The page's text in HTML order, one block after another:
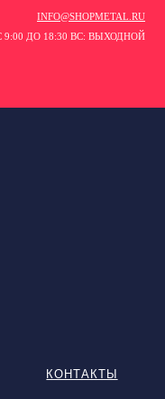
INFO@SHOPMETAL.RU
9:00 ДО 18:30 ВС: ВЫХОДНОЙ
КОНТАКТЫ